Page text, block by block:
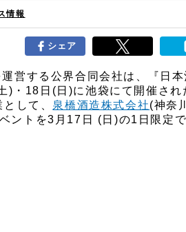
情報
シェア
運営する公界合同会社は、『日
)・18日(日)に池袋にて開催され
して、 泉橋酒造株式会社(神奈
ントを3月17日 (日)の1日限定で